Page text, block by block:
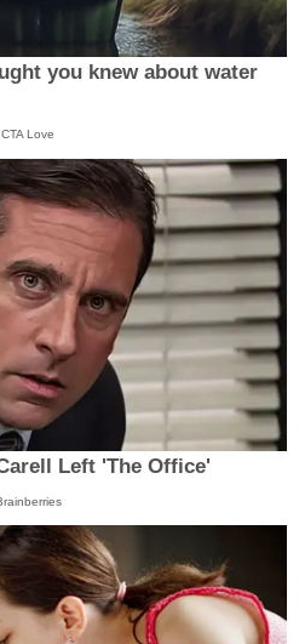
you knew about water
CTA Love
Left 'The Office'